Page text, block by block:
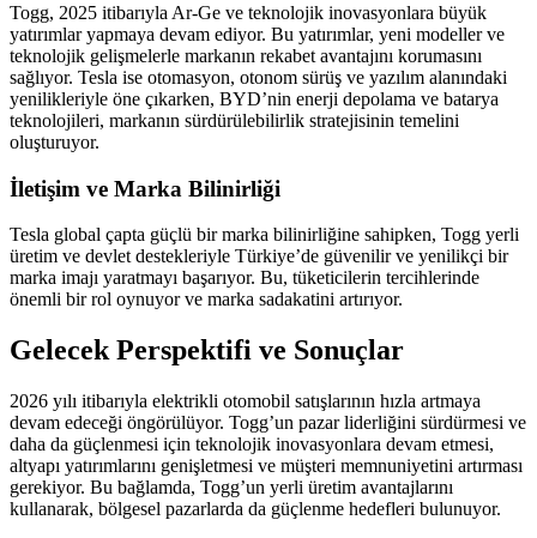
Togg, 2025 itibarıyla Ar-Ge ve teknolojik inovasyonlara büyük
yatırımlar yapmaya devam ediyor. Bu yatırımlar, yeni modeller ve
teknolojik gelişmelerle markanın rekabet avantajını korumasını
sağlıyor. Tesla ise otomasyon, otonom sürüş ve yazılım alanındaki
yenilikleriyle öne çıkarken, BYD’nin enerji depolama ve batarya
teknolojileri, markanın sürdürülebilirlik stratejisinin temelini
oluşturuyor.
İletişim ve Marka Bilinirliği
Tesla global çapta güçlü bir marka bilinirliğine sahipken, Togg yerli
üretim ve devlet destekleriyle Türkiye’de güvenilir ve yenilikçi bir
marka imajı yaratmayı başarıyor. Bu, tüketicilerin tercihlerinde
önemli bir rol oynuyor ve marka sadakatini artırıyor.
Gelecek Perspektifi ve Sonuçlar
2026 yılı itibarıyla elektrikli otomobil satışlarının hızla artmaya
devam edeceği öngörülüyor. Togg’un pazar liderliğini sürdürmesi ve
daha da güçlenmesi için teknolojik inovasyonlara devam etmesi,
altyapı yatırımlarını genişletmesi ve müşteri memnuniyetini artırması
gerekiyor. Bu bağlamda, Togg’un yerli üretim avantajlarını
kullanarak, bölgesel pazarlarda da güçlenme hedefleri bulunuyor.